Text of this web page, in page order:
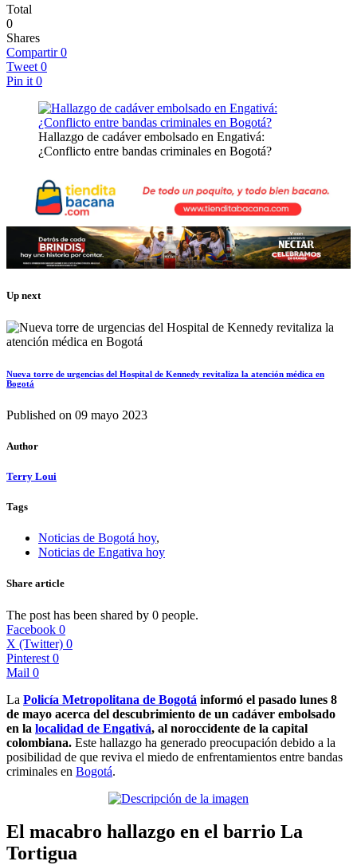
Total
0
Shares
Compartir 0
Tweet 0
Pin it 0
Hallazgo de cadáver embolsado en Engativá:
¿Conflicto entre bandas criminales en Bogotá?
Up next
Nueva torre de urgencias del Hospital de Kennedy revitaliza la atención médica en
Bogotá
Published on 09 mayo 2023
Author
Terry Loui
Tags
Noticias de Bogotá hoy,
Noticias de Engativa hoy
Share article
The post has been shared by 0 people.
Facebook 0
X (Twitter) 0
Pinterest 0
Mail 0
La Policía Metropolitana de Bogotá informó el pasado lunes 8
de mayo acerca del descubrimiento de un cadáver embolsado
en la localidad de Engativá, al noroccidente de la capital
colombiana. Este hallazgo ha generado preocupación debido a la
posibilidad de que reviva el miedo de enfrentamientos entre bandas
criminales en Bogotá.
El macabro hallazgo en el barrio La
Tortigua